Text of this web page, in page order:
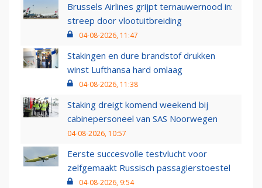
Brussels Airlines grijpt ternauwernood in:
streep door vlootuitbreiding
04-08-2026, 11:47
Stakingen en dure brandstof drukken
winst Lufthansa hard omlaag
04-08-2026, 11:38
Staking dreigt komend weekend bij
cabinepersoneel van SAS Noorwegen
04-08-2026, 10:57
Eerste succesvolle testvlucht voor
zelfgemaakt Russisch passagierstoestel
04-08-2026, 9:54